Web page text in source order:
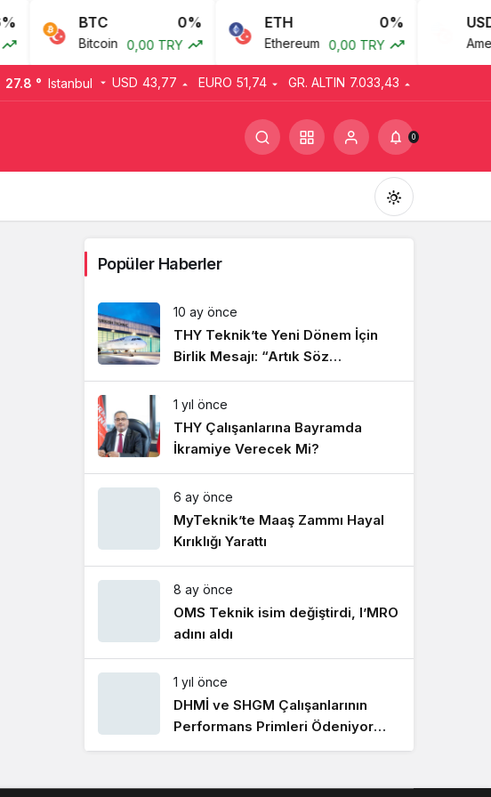
BTC 0%
Bitcoin 0,00 TRY
ETH 0%
Ethereum 0,00 TRY
USD
27.8 ° Istanbul USD 43,77 EURO 51,74 GR. ALTIN 7.033,43
0
Gündüz Modu
Gündüz modunu seçin.
Gece Modu
Gece modunu seçin.
Sistem modunu seçin.
Popüler Haberler
10 ay önce
THY Teknik’te Yeni Dönem İçin
Birlik Mesajı: “Artık Söz
Emekçinin”
1 yıl önce
THY Çalışanlarına Bayramda
İkramiye Verecek Mi?
6 ay önce
MyTeknik’te Maaş Zammı Hayal
Kırıklığı Yarattı
8 ay önce
OMS Teknik isim değiştirdi, I’MRO
adını aldı
1 yıl önce
DHMİ ve SHGM Çalışanlarının
Performans Primleri Ödeniyor
Mu?